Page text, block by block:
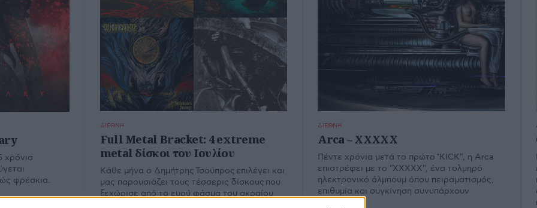
χρόνια
φρέσκια.
ΔΙΕΘΝΗ
Full Metal Bracket: 4 extreme
metal δίσκοι του Ιουλίου
Κάθε μήνα ο Δημήτρης Τσούπρος επιλέγει και
μας παρουσιάζει τους τέσσερις δίσκους που
ξεχώρισε από το ευρύ φάσμα του ακραίου
ΔΙΕΘΝΗ
Arca – XXXXX
Πέντε χρόνια μετά το πρώτο "KICK", η Arca
επιστρέφει με το "XXXXX", ένα τολμηρό
ηλεκτρονικό άλμπουμ όπου πειραματισμός,
επιθυμία και συγκίνηση συνυπάρχουν